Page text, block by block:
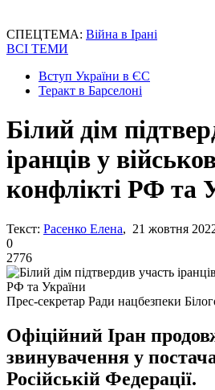
СПЕЦТЕМА: Війна в Ірані
ВСІ ТЕМИ
Вступ України в ЄС
Теракт в Барселоні
Білий дім
іранців у
конфлікті РФ та
Текст: Расенко Елена, 21 жовтня
0
2776
Прес-секретар Ради нацбезпеки
Офіційний Іран
звинувачення у
Російській Федерації.